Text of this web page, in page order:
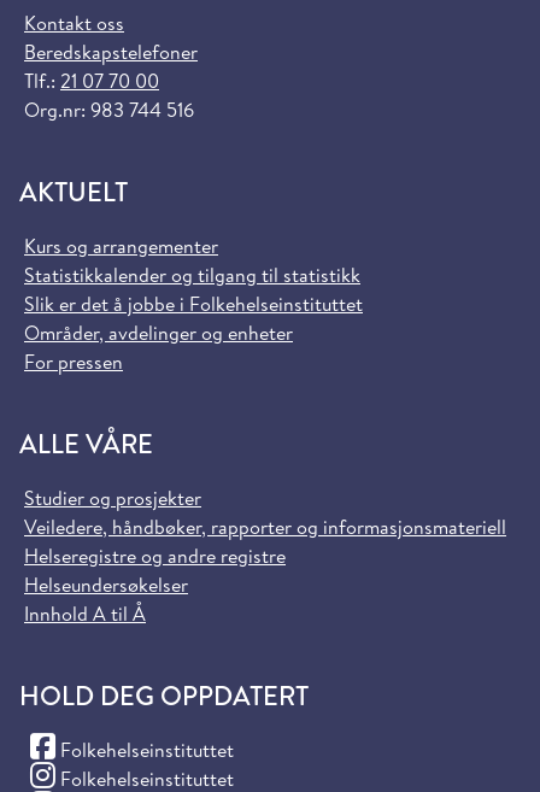
Kontakt oss
Beredskapstelefoner
Tlf.: 21 07 70 00
Org.nr: 983 744 516
AKTUELT
Kurs og arrangementer
Statistikkalender og tilgang til statistikk
Slik er det å jobbe i Folkehelseinstituttet
Områder, avdelinger og enheter
For pressen
ALLE VÅRE
Studier og prosjekter
Veiledere, håndbøker, rapporter og informasjonsmateriell
Helseregistre og andre registre
Helseundersøkelser
Innhold A til Å
HOLD DEG OPPDATERT
Folkehelseinstituttet
(Facebook)
Folkehelseinstituttet
(Instagram)